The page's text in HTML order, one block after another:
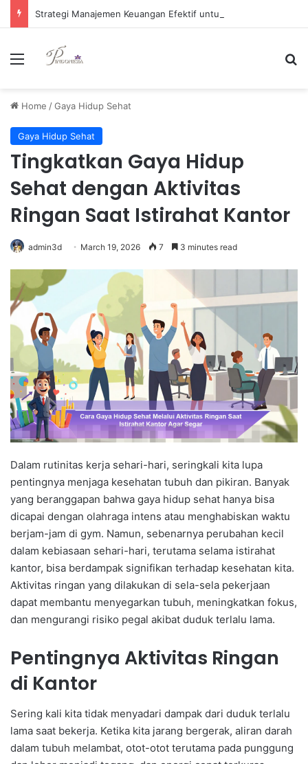
Menu
Home /Gaya Hidup Sehat
Gaya Hidup Sehat
Tingkatkan Gaya Hidup
Sehat dengan Aktivitas
Ringan Saat Istirahat Kantor
admin3d March 19, 2026 7 3 minutes read
Dalam rutinitas kerja sehari-hari, seringkali kita lupa
pentingnya menjaga kesehatan tubuh dan pikiran. Banyak
yang beranggapan bahwa gaya hidup sehat hanya bisa
dicapai dengan olahraga intens atau menghabiskan waktu
berjam-jam di gym. Namun, sebenarnya perubahan kecil
dalam kebiasaan sehari-hari, terutama selama istirahat
kantor, bisa berdampak signifikan terhadap kesehatan kita.
Aktivitas ringan yang dilakukan di sela-sela pekerjaan
dapat membantu menyegarkan tubuh, meningkatkan fokus,
dan mengurangi risiko pegal akibat duduk terlalu lama.
Pentingnya Aktivitas Ringan
di Kantor
Sering kali kita tidak menyadari dampak dari duduk terlalu
lama saat bekerja. Ketika kita jarang bergerak, aliran darah
dalam tubuh melambat, otot-otot terutama pada punggung